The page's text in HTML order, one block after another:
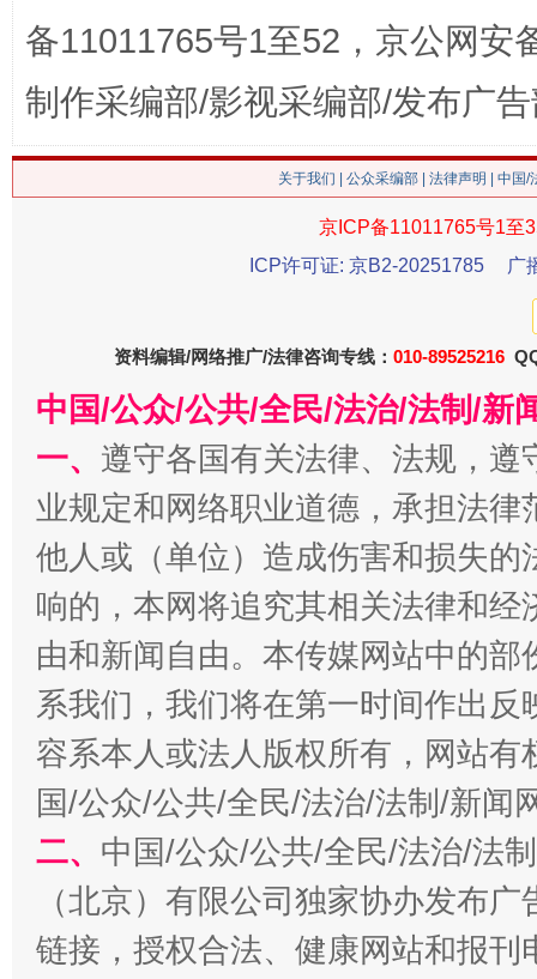
习近平的博鳌关键词
魏明亮
生
备11011765号1至52，京公网安
制作采编部/影视采编部/发布广
关于我们 公众采编部 法律声明 | 中国
京ICP备11011765号1至
ICP许可证: 京B2-20251785
广
资料编辑/网络推广/法律咨询专线： 010-89525216
中国/公众/公共/全民/法治/法制/新
一、 遵守各国有关法律、法规，
业规定和网络职业道德，承担法
他人或（单位）造成伤害和损失
响的，本网将追究其相关法律和
由和新闻自由。本传媒网站中的
系我们，我们将在第一时间作出
容系本人或法人版权所有，网站
国/公众/公共/全民/法治/法制/新闻
二、 中国/公众/公共/全民/法治/法
（北京）有限公司独家协办发布
链接，授权合法、健康网站和报